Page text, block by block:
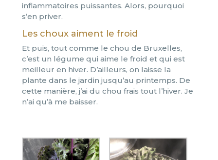
inflammatoires puissantes. Alors, pourquoi
s’en priver.
Les choux aiment le froid
Et puis, tout comme le chou de Bruxelles,
c’est un légume qui aime le froid et qui est
meilleur en hiver. D’ailleurs, on laisse la
plante dans le jardin jusqu’au printemps. De
cette manière, j’ai du chou frais tout l’hiver. Je
n’ai qu’à me baisser.